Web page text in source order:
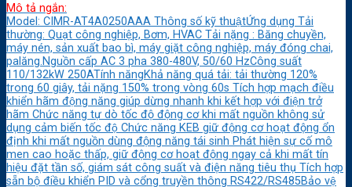
Mô tả ngắn:
Model: CIMR-AT4A0250AAA Thông số kỹ thuậtỨng dụng Tải
thường: Quạt công nghiệp, Bơm, HVAC Tải nặng : Băng chuyền,
máy nén, sản xuất bao bì, máy giặt công nghiệp, máy đóng chai,
palăng.Nguồn cấp AC 3 pha 380-480V, 50/60 HzCông suất
110/132kW 250ATính năngKhả năng quá tải: tải thường 120%
trong 60 giây, tải nặng 150% trong vòng 60s Tích hợp mạch điều
khiển hãm động năng giúp dừng nhanh khi kết hợp với điện trở
hãm Chức năng tự dò tốc độ động cơ khi mất nguồn không sử
dụng cảm biến tốc độ Chức năng KEB giữ động cơ hoạt động ổn
định khi mất nguồn dùng động năng tái sinh Phát hiện sự cố mô
men cao hoặc thấp, giữ động cơ hoạt động ngay cả khi mất tín
hiệu đặt tần số, giám sát công suất và điện năng tiêu thụ Tích hợp
sẵn bộ điều khiển PID và cổng truyền thông RS422/RS485Bảo vệ